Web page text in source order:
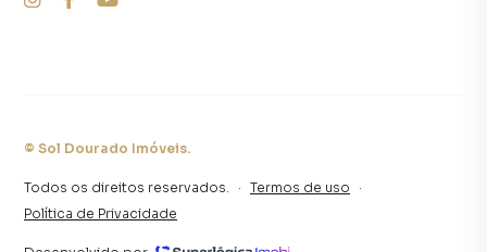
© Sol Dourado Imóveis.
Todos os direitos reservados. · Termos de uso
·
Política de Privacidade